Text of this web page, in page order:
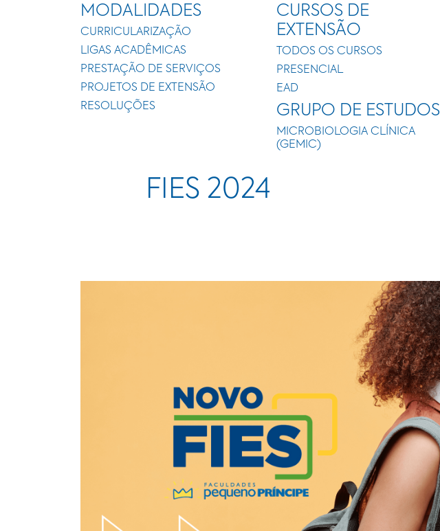
MODALIDADES
CURRICULARIZAÇÃO
LIGAS ACADÊMICAS
PRESTAÇÃO DE SERVIÇOS
PROJETOS DE EXTENSÃO
RESOLUÇÕES
CURSOS DE
EXTENSÃO
TODOS OS CURSOS
PRESENCIAL
EAD
GRUPO DE ESTUDOS
MICROBIOLOGIA CLÍNICA
(GEMIC)
FIES 2024